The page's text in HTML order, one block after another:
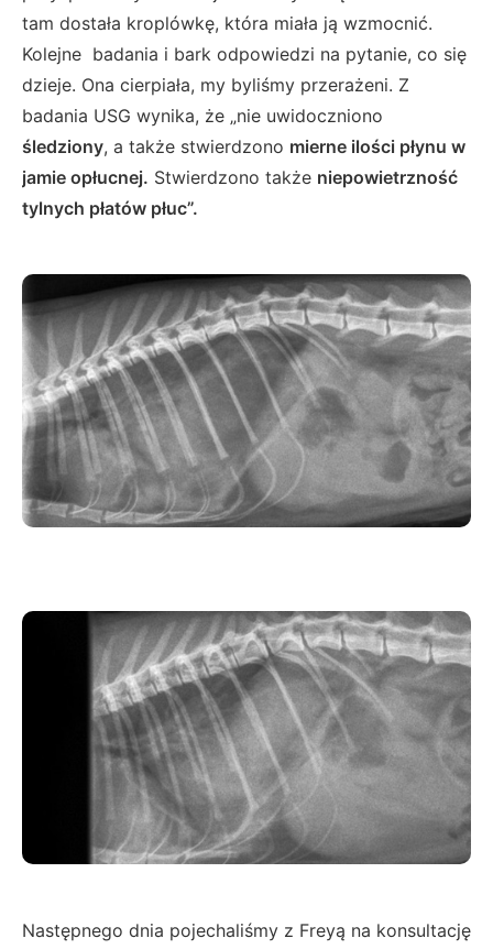
tam dostała kroplówkę, która miała ją wzmocnić.
Kolejne badania i bark odpowiedzi na pytanie, co się
dzieje. Ona cierpiała, my byliśmy przerażeni. Z
badania USG wynika, że „nie uwidoczniono
śledziony, a także stwierdzono mierne ilości płynu w
jamie opłucnej. Stwierdzono także niepowietrzność
tylnych płatów płuc”.
Następnego dnia pojechaliśmy z Freyą na konsultację